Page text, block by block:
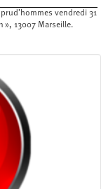
vendredi 31
», 13007 Marseille.